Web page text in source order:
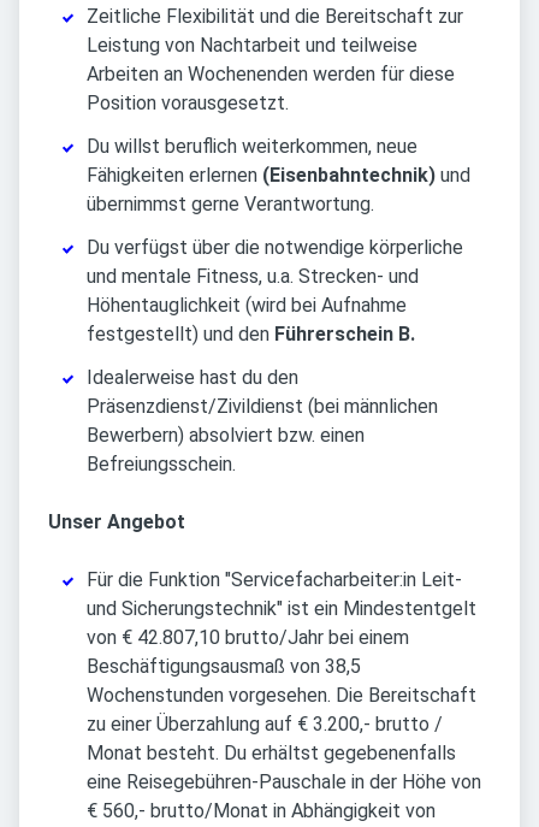
Zeitliche Flexibilität und die Bereitschaft zur
Leistung von Nachtarbeit und teilweise
Arbeiten an Wochenenden werden für diese
Position vorausgesetzt.
Du willst beruflich weiterkommen, neue
Fähigkeiten erlernen (Eisenbahntechnik) und
übernimmst gerne Verantwortung.
Du verfügst über die notwendige körperliche
und mentale Fitness, u.a. Strecken- und
Höhentauglichkeit (wird bei Aufnahme
festgestellt) und den Führerschein B.
Idealerweise hast du den
Präsenzdienst/Zivildienst (bei männlichen
Bewerbern) absolviert bzw. einen
Befreiungsschein.
Unser Angebot
Für die Funktion "Servicefacharbeiter:in Leit-
und Sicherungstechnik" ist ein Mindestentgelt
von € 42.807,10 brutto/Jahr bei einem
Beschäftigungsausmaß von 38,5
Wochenstunden vorgesehen. Die Bereitschaft
zu einer Überzahlung auf € 3.200,- brutto /
Monat besteht. Du erhältst gegebenenfalls
eine Reisegebühren-Pauschale in der Höhe von
€ 560,- brutto/Monat in Abhängigkeit von